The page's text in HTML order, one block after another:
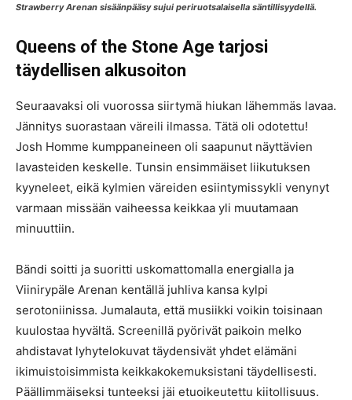
Strawberry Arenan sisäänpääsy sujui periruotsalaisella säntillisyydellä.
Queens of the Stone Age tarjosi
täydellisen alkusoiton
Seuraavaksi oli vuorossa siirtymä hiukan lähemmäs lavaa.
Jännitys suorastaan väreili ilmassa. Tätä oli odotettu!
Josh Homme kumppaneineen oli saapunut näyttävien
lavasteiden keskelle. Tunsin ensimmäiset liikutuksen
kyyneleet, eikä kylmien väreiden esiintymissykli venynyt
varmaan missään vaiheessa keikkaa yli muutamaan
minuuttiin.
Bändi soitti ja suoritti uskomattomalla energialla ja
Viinirypäle Arenan kentällä juhliva kansa kylpi
serotoniinissa. Jumalauta, että musiikki voikin toisinaan
kuulostaa hyvältä. Screenillä pyörivät paikoin melko
ahdistavat lyhytelokuvat täydensivät yhdet elämäni
ikimuistoisimmista keikkakokemuksistani täydellisesti.
Päällimmäiseksi tunteeksi jäi etuoikeutettu kiitollisuus.